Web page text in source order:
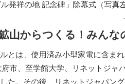
ル発祥の地 記念碑」除幕式（写
山からつくる！みん
とは、使用済み小型家電に含ま
市、至学館大学、リネットジャ
た。その後、リネットジャパン